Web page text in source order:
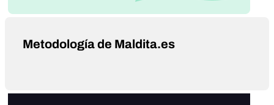
Metodología de Maldita.es